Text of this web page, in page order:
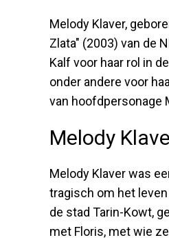
Melody Klaver,
Zlata" (2003) van de
Kalf voor haar rol in
onder andere voor
van hoofdpersonage
Melody
Melody Klaver was
tragisch om het
de stad Tarin-Kowt,
met Floris, met wie